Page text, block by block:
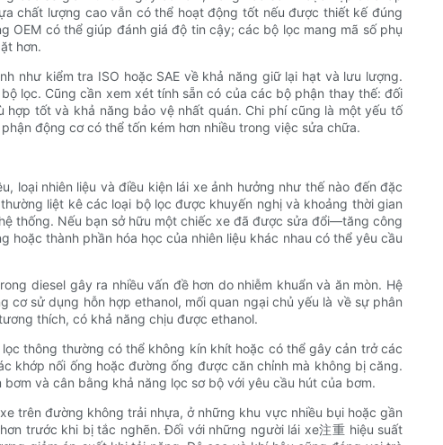
chất lượng cao vẫn có thể hoạt động tốt nếu được thiết kế đúng
OEM có thể giúp đánh giá độ tin cậy; các bộ lọc mang mã số phụ
hơn.
như kiểm tra ISO hoặc SAE về khả năng giữ lại hạt và lưu lượng.
lọc. Cũng cần xem xét tính sẵn có của các bộ phận thay thế: đối
tốt và khả năng bảo vệ nhất quán. Chi phí cũng là một yếu tố
động cơ có thể tốn kém hơn nhiều trong việc sửa chữa.
loại nhiên liệu và điều kiện lái xe ảnh hưởng như thế nào đến đặc
liệt kê các loại bộ lọc được khuyến nghị và khoảng thời gian
thống. Nếu bạn sở hữu một chiếc xe đã được sửa đổi—tăng công
thành phần hóa học của nhiên liệu khác nhau có thể yêu cầu
diesel gây ra nhiều vấn đề hơn do nhiễm khuẩn và ăn mòn. Hệ
sử dụng hỗn hợp ethanol, mối quan ngại chủ yếu là về sự phân
thích, có khả năng chịu được ethanol.
thông thường có thể không kín khít hoặc có thể gây cản trở các
khớp nối ống hoặc đường ống được căn chỉnh mà không bị căng.
và cân bằng khả năng lọc sơ bộ với yêu cầu hút của bơm.
trên đường không trải nhựa, ở những khu vực nhiều bụi hoặc gần
trước khi bị tắc nghẽn. Đối với những người lái xe注重 hiệu suất